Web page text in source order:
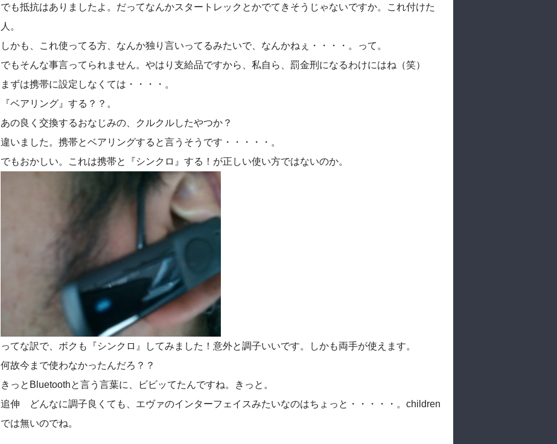
でも抵抗はありましたよ。だってなんかスタートレックとかでてきそうじゃないですか。これ付けた
人。
しかも、これ使ってる方、なんか独り言いってるみたいで、なんかねぇ・・・・。って。
でもそんな事言ってられません。やはり支給品ですから、私自ら、罰金刑になるわけにはね（笑）
まずは携帯に設定しなくては・・・・。
『ベアリング』する？？。
あの良く交換するおなじみの、クルクルしたやつか？
違いました。携帯とベアリングすると言うそうです・・・・・。
でもおかしい。これは携帯と『シンクロ』する！が正しい使い方ではないのか。
ってな訳で、ボクも『シンクロ』してみました！意外と調子いいです。しかも両手が使えます。
何故今まで使わなかったんだろ？？
きっとBluetoothと言う言葉に、ビビッてたんですね。きっと。
追伸 どんなに調子良くても、エヴァのインターフェイスみたいなのはちょっと・・・・・。children
では無いのでね。